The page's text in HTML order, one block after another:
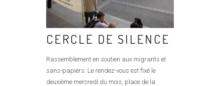
CERCLE DE SILENCE
Rassemblement en soutien aux migrants et
sans-papiers. Le rendez-vous est fixé le
deuxième mercredi du mois, place de la